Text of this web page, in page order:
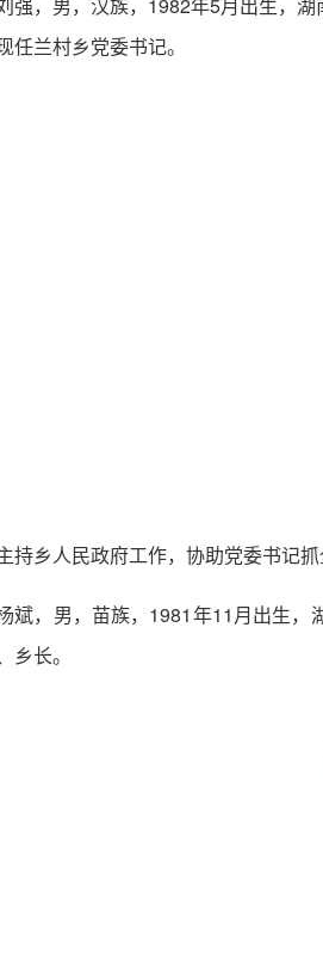
强，男，汉族，1982年5月出生，
任兰村乡党委书记。
持乡人民政府工作，协助党委书记抓
斌，男，苗族，1981年11月出生，
乡长。